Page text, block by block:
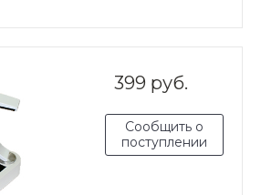
399 руб.
Сообщить о
поступлении